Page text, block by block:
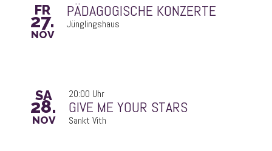
FR
27.
NOV
PÄDAGOGISCHE KONZERTE
Jünglingshaus
SA
28.
NOV
20:00 Uhr
GIVE ME YOUR STARS
Sankt Vith